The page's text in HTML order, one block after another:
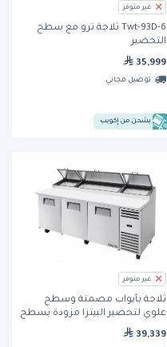
غير متوفر
Twt-93D-6 ثلاجة ترو مع سطح
التحضير
35,999
توصيل مجاني
يشحن من إكويب
غير متوفر
ثلاجة بأبواب مصمتة وسطح
علوي لتحضير البيتزا مزودة بسطح
إضافي وتعمل بمبرد هيدروكربوني
39,339